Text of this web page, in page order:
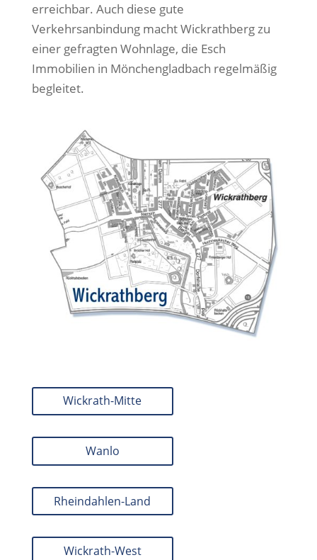
erreichbar. Auch diese gute
Verkehrsanbindung macht Wickrathberg zu
einer gefragten Wohnlage, die Esch
Immobilien in Mönchengladbach regelmäßig
begleitet.
Wickrath-Mitte
Wanlo
Rheindahlen-Land
Wickrath-West